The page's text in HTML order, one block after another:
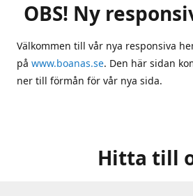
OBS! Ny
Välkommen till vår nya responsiva
på www.boanas.se. Den här sidan
ner till förmån för vår nya sida.
Hitta till